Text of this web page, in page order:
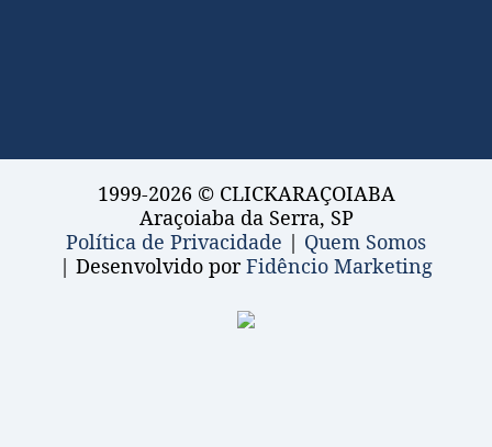
1999-2026 © CLICKARAÇOIABA
Araçoiaba da Serra, SP
Política de Privacidade | Quem Somos
| Desenvolvido porFidêncio Marketing